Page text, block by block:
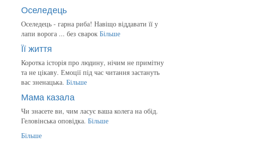
Оселедець
Оселедець - гарна риба! Навіщо віддавати її у
лапи ворога ... без сварок Більше
Її життя
Коротка історія про людину, нічим не примітну
та не цікаву. Емоції під час читання застануть
вас зненацька. Більше
Мама казала
Чи знаєете ви, чим ласує ваша колега на обід.
Геловінська оповідка. Більше
Більше